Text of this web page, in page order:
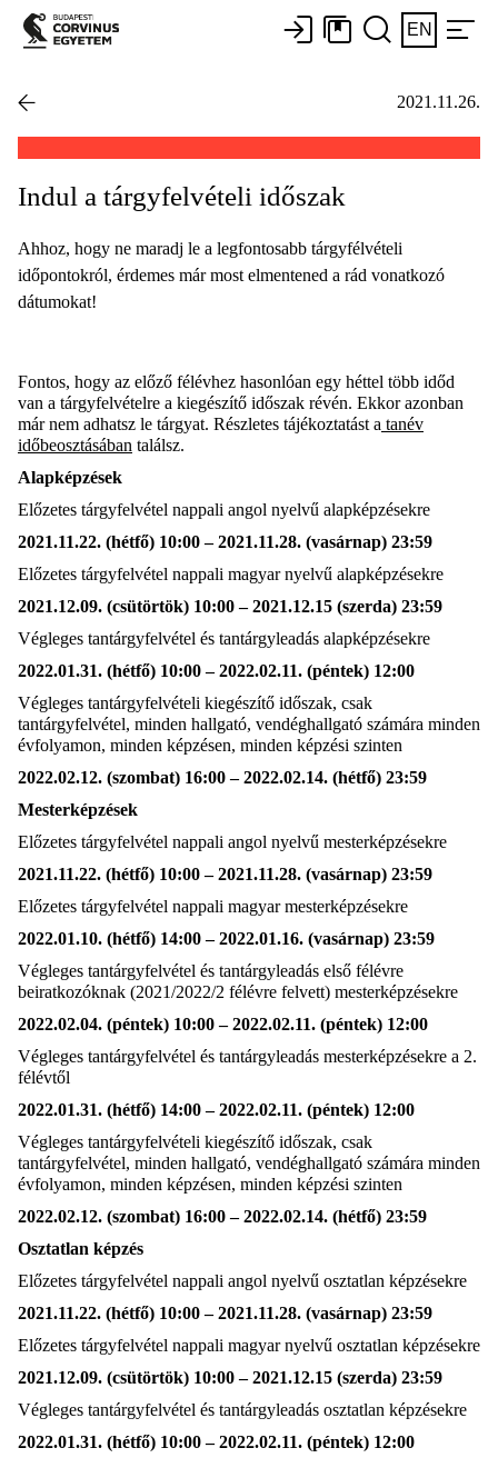
EN
2021.11.26.
Indul a tárgyfelvételi időszak
Ahhoz, hogy ne maradj le a legfontosabb tárgyfélvételi
időpontokról, érdemes már most elmentened a rád vonatkozó
dátumokat!
Fontos, hogy az előző félévhez hasonlóan egy héttel több időd
van a tárgyfelvételre a kiegészítő időszak révén. Ekkor azonban
már nem adhatsz le tárgyat. Részletes tájékoztatást a tanév
időbeosztásában találsz.
Alapképzések
Előzetes tárgyfelvétel nappali angol nyelvű alapképzésekre
2021.11.22. (hétfő) 10:00 – 2021.11.28. (vasárnap) 23:59
Előzetes tárgyfelvétel nappali magyar nyelvű alapképzésekre
2021.12.09. (csütörtök) 10:00 – 2021.12.15 (szerda) 23:59
Végleges tantárgyfelvétel és tantárgyleadás alapképzésekre
2022.01.31. (hétfő) 10:00 – 2022.02.11. (péntek) 12:00
Végleges tantárgyfelvételi kiegészítő időszak, csak
tantárgyfelvétel, minden hallgató, vendéghallgató számára minden
évfolyamon, minden képzésen, minden képzési szinten
2022.02.12. (szombat) 16:00 – 2022.02.14. (hétfő) 23:59
Mesterképzések
Előzetes tárgyfelvétel nappali angol nyelvű mesterképzésekre
2021.11.22. (hétfő) 10:00 – 2021.11.28. (vasárnap) 23:59
Előzetes tárgyfelvétel nappali magyar mesterképzésekre
2022.01.10. (hétfő) 14:00 – 2022.01.16. (vasárnap) 23:59
Végleges tantárgyfelvétel és tantárgyleadás első félévre
beiratkozóknak (2021/2022/2 félévre felvett) mesterképzésekre
2022.02.04. (péntek) 10:00 – 2022.02.11. (péntek) 12:00
Végleges tantárgyfelvétel és tantárgyleadás mesterképzésekre a 2.
félévtől
2022.01.31. (hétfő) 14:00 – 2022.02.11. (péntek) 12:00
Végleges tantárgyfelvételi kiegészítő időszak, csak
tantárgyfelvétel, minden hallgató, vendéghallgató számára minden
évfolyamon, minden képzésen, minden képzési szinten
2022.02.12. (szombat) 16:00 – 2022.02.14. (hétfő) 23:59
Osztatlan képzés
Előzetes tárgyfelvétel nappali angol nyelvű osztatlan képzésekre
2021.11.22. (hétfő) 10:00 – 2021.11.28. (vasárnap) 23:59
Előzetes tárgyfelvétel nappali magyar nyelvű osztatlan képzésekre
2021.12.09. (csütörtök) 10:00 – 2021.12.15 (szerda) 23:59
Végleges tantárgyfelvétel és tantárgyleadás osztatlan képzésekre
2022.01.31. (hétfő) 10:00 – 2022.02.11. (péntek) 12:00